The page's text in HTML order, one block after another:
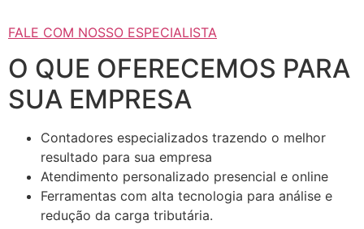
FALE COM NOSSO ESPECIALISTA
O QUE OFERECEMOS PARA
SUA EMPRESA
Contadores especializados trazendo o melhor
resultado para sua empresa
Atendimento personalizado presencial e online
Ferramentas com alta tecnologia para análise e
redução da carga tributária.